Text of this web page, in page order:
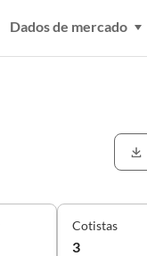
Dados de mercado
Cotistas
3